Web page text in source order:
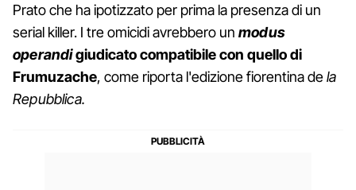
Prato che ha ipotizzato per prima la presenza di un
serial killer. I tre omicidi avrebbero un modus
operandigiudicato compatibile con quello di
Frumuzache, come riporta l'edizione fiorentina dela
Repubblica.